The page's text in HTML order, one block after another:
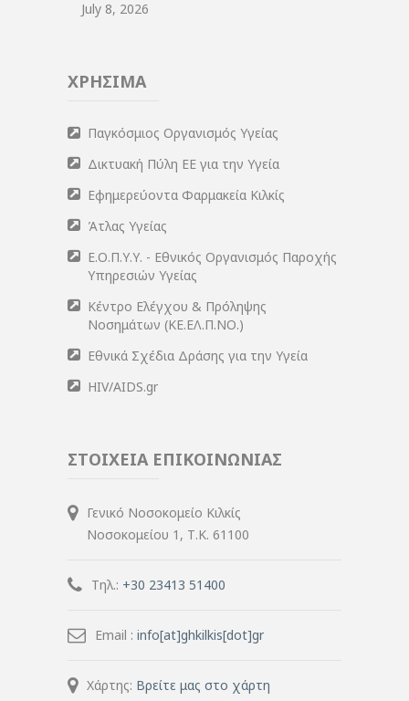
July 8, 2026
ΧΡΗΣΙΜΑ
Παγκόσμιος Οργανισμός Υγείας
Δικτυακή Πύλη ΕΕ για την Υγεία
Εφημερεύοντα Φαρμακεία Κιλκίς
Άτλας Υγείας
Ε.Ο.Π.Υ.Υ. - Εθνικός Οργανισμός Παροχής
Υπηρεσιών Υγείας
Κέντρο Ελέγχου & Πρόληψης
Νοσημάτων (ΚΕ.ΕΛ.Π.ΝΟ.)
Εθνικά Σχέδια Δράσης για την Υγεία
HIV/AIDS.gr
ΣΤΟΙΧΕΙΑ ΕΠΙΚΟΙΝΩΝΙΑΣ
Γενικό Νοσοκομείο Κιλκίς
Νοσοκομείου 1, Τ.Κ. 61100
Τηλ.: +30 23413 51400
Email : info[at]ghkilkis[dot]gr
Χάρτης: Βρείτε μας στο χάρτη